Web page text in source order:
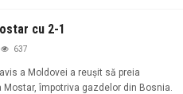
cu 2-1
637
a Moldovei a reuşit să preia
împotriva gazdelor din Bosnia.